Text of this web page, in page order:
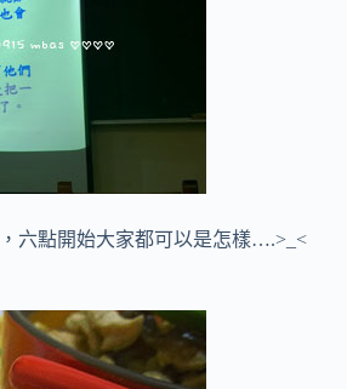
六點開始大家都可以是怎樣….>_<